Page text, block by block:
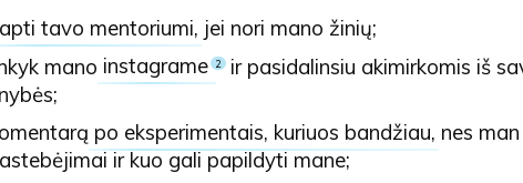
tavo mentoriumi, jei nori mano žinių;
mano instagrame 2 ir pasidalinsiu akimirkomis iš
po eksperimentais, kuriuos bandžiau, nes
ir kuo gali papildyti mane;